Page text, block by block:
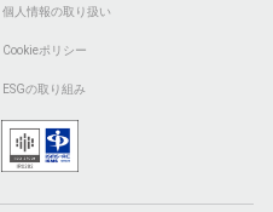
個人情報の取り扱い
Cookieポリシー
ESGの取り組み